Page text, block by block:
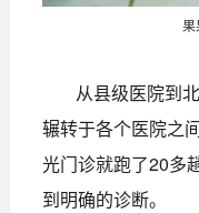
果
从县级医院到
辗转于各个医院之
光门诊就跑了20多
到明确的诊断。